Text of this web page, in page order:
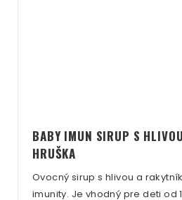
BABY IMUN SIRUP S
HRUŠKA
Ovocný sirup s hlivou a
imunity. Je vhodný pre deti od